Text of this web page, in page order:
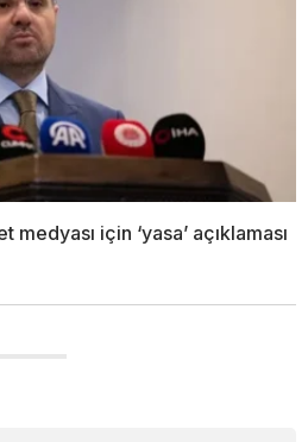
medyası için ‘yasa’ açıklaması